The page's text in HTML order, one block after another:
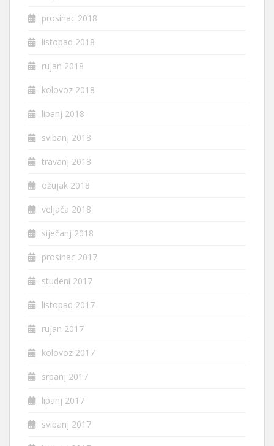
prosinac 2018
listopad 2018
rujan 2018
kolovoz 2018
lipanj 2018
svibanj 2018
travanj 2018
ožujak 2018
veljača 2018
siječanj 2018
prosinac 2017
studeni 2017
listopad 2017
rujan 2017
kolovoz 2017
srpanj 2017
lipanj 2017
svibanj 2017